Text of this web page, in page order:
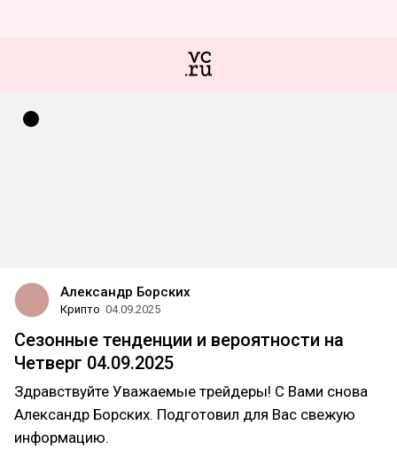
Александр Борских
Крипто 04.09.2025
Сезонные тенденции и вероятности на
Четверг 04.09.2025
Здравствуйте Уважаемые трейдеры! С Вами снова
Александр Борских. Подготовил для Вас свежую
информацию.